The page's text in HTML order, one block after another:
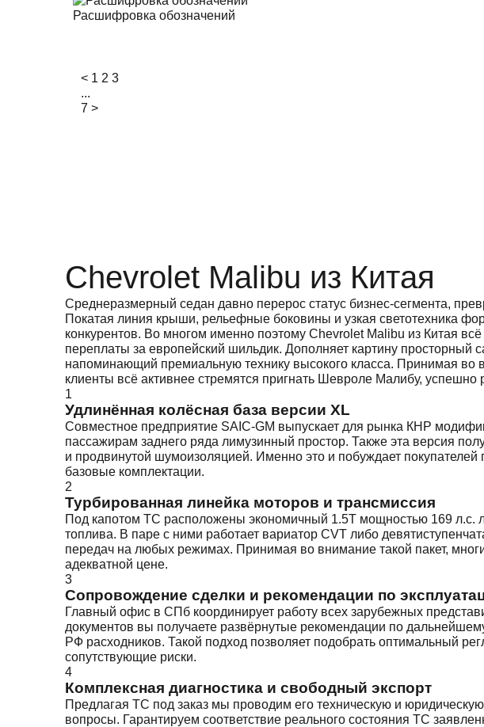
Расшифровка обозначений
< 1 2 3
...
7 >
Chevrolet Malibu из Китая
Среднеразмерный седан давно перерос статус бизнес-сегмента,
Покатая линия крыши, рельефные боковины и узкая светотехника
конкурентов. Во многом именно поэтому Chevrolet Malibu из Китая
переплаты за европейский шильдик. Дополняет картину
напоминающий премиальную технику высокого класса. Принимая во
клиенты всё активнее стремятся пригнать Шевроле Малибу,
1
Удлинённая колёсная база версии XL
Совместное предприятие SAIC-GM выпускает для рынка КНР
пассажирам заднего ряда лимузинный простор. Также эта версия
и продвинутой шумоизоляцией. Именно это и побуждает
базовые комплектации.
2
Турбированная линейка моторов и трансмиссия
Под капотом ТС расположены экономичный 1.5T мощностью 169 л.с.
топлива. В паре с ними работает вариатор CVT либо
передач на любых режимах. Принимая во внимание такой пакет,
адекватной цене.
3
Сопровождение сделки и рекомендации по
Главный офис в СПб координирует работу всех зарубежных
документов вы получаете развёрнутые рекомендации по
РФ расходников. Такой подход позволяет подобрать оптимальный
сопутствующие риски.
4
Комплексная диагностика и свободный экспорт
Предлагая ТС под заказ мы проводим его техническую и
вопросы. Гарантируем соответствие реального состояния ТС